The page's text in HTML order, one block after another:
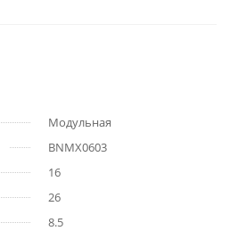
Модульная
BNMX0603
16
26
8.5